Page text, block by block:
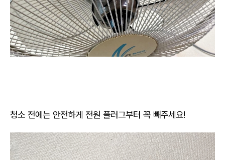
청소 전에는 안전하게 전원 플러그부터 꼭 빼주세요!